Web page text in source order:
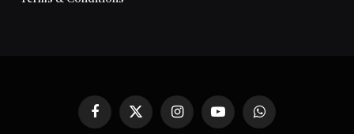
FacebookX
InstagramYouTubeWhatsApp